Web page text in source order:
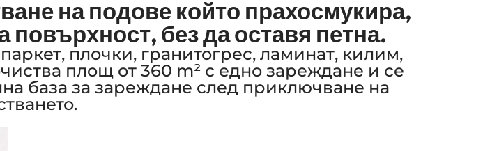
на подове който прахосмукира,
без да оставя петна.
плочки, гранитогрес, ламинат, килим,
площ от 360 m² с едно зареждане и се
база за зареждане след приключване на